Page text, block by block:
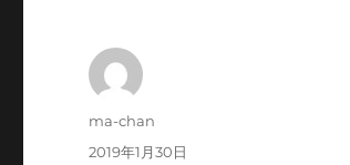
投
ma-chan
投
2019年1月30日